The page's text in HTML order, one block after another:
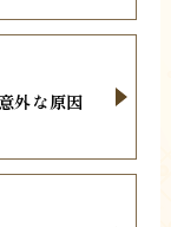
外な原因